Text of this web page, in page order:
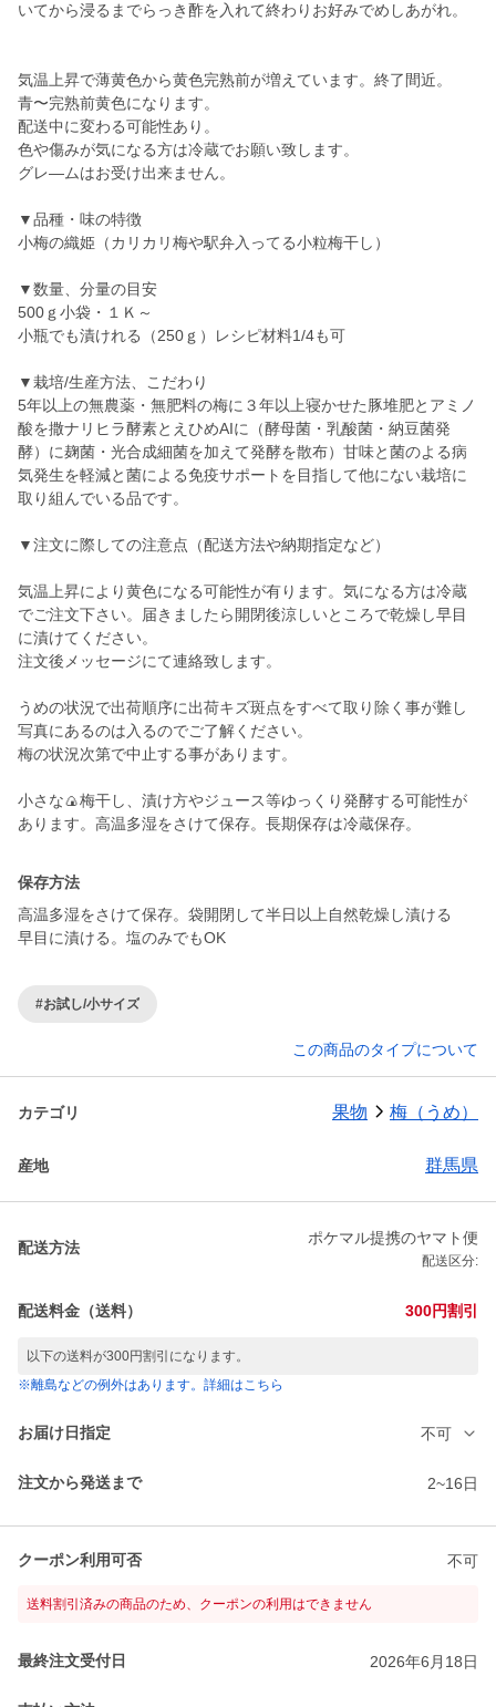
いてから浸るまでらっき酢を入れて終わりお好みでめしあがれ。
気温上昇で薄黄色から黄色完熟前が増えています。終了間近。
青〜完熟前黄色になります。
配送中に変わる可能性あり。
色や傷みが気になる方は冷蔵でお願い致します。
グレ―ムはお受け出来ません。
▼品種・味の特徴
小梅の織姫（カリカリ梅や駅弁入ってる小粒梅干し）
▼数量、分量の目安
500ｇ小袋・１Ｋ～
小瓶でも漬けれる（250ｇ）レシピ材料1/4も可
▼栽培/生産方法、こだわり
5年以上の無農薬・無肥料の梅に３年以上寝かせた豚堆肥とアミノ
酸を撒ナリヒラ酵素とえひめAIに（酵母菌・乳酸菌・納豆菌発
酵）に麹菌・光合成細菌を加えて発酵を散布）甘味と菌のよる病
気発生を軽減と菌による免疫サポートを目指して他にない栽培に
取り組んでいる品です。
▼注文に際しての注意点（配送方法や納期指定など）
気温上昇により黄色になる可能性が有ります。気になる方は冷蔵
でご注文下さい。届きましたら開閉後涼しいところで乾燥し早目
に漬けてください。
注文後メッセージにて連絡致します。
うめの状況で出荷順序に出荷キズ斑点をすべて取り除く事が難し
写真にあるのは入るのでご了解ください。
梅の状況次第で中止する事があります。
小さな🍙梅干し、漬け方やジュース等ゆっくり発酵する可能性が
あります。高温多湿をさけて保存。長期保存は冷蔵保存。
保存方法
高温多湿をさけて保存。袋開閉して半日以上自然乾燥し漬ける
早目に漬ける。塩のみでもOK
#お試し/小サイズ
この商品のタイプについて
カテゴリ 果物 梅（うめ）
産地 群馬県
配送方法
ポケマル提携のヤマト便
配送区分:
配送料金（送料） 300円割引
以下の送料が300円割引になります。
※離島などの例外はあります。詳細はこちら
お届け日指定 不可
注文から発送まで 2~16日
クーポン利用可否 不可
送料割引済みの商品のため、クーポンの利用はできません
最終注文受付日 2026年6月18日